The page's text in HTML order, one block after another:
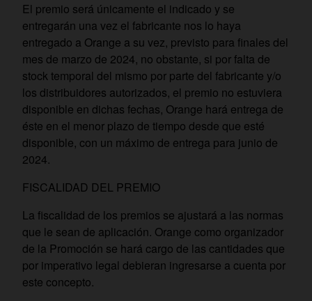
El premio será únicamente el indicado y se
entregarán una vez el fabricante nos lo haya
entregado a Orange a su vez, previsto para finales del
mes de marzo de 2024, no obstante, si por falta de
stock temporal del mismo por parte del fabricante y/o
los distribuidores autorizados, el premio no estuviera
disponible en dichas fechas, Orange hará entrega de
éste en el menor plazo de tiempo desde que esté
disponible, con un máximo de entrega para junio de
2024.
FISCALIDAD DEL PREMIO
La fiscalidad de los premios se ajustará a las normas
que le sean de aplicación. Orange como organizador
de la Promoción se hará cargo de las cantidades que
por imperativo legal debieran ingresarse a cuenta por
este concepto.